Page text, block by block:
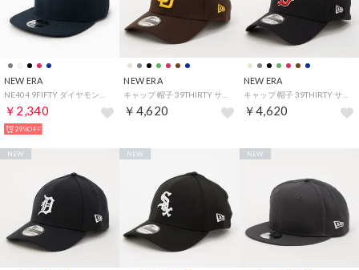
NEW ERA
￥2,340
29%OFF
NEW ERA
￥4,620
NEW ERA
キャップ 帽子 39THIRTY サーティーナインサーティー 3930 ヤンキース ドジャース ベースボールキャップ ストレッチフィット MLB ドジャース ネイビー （レッドソックス/ネイビー）
￥4,620
NEW NEW NEW